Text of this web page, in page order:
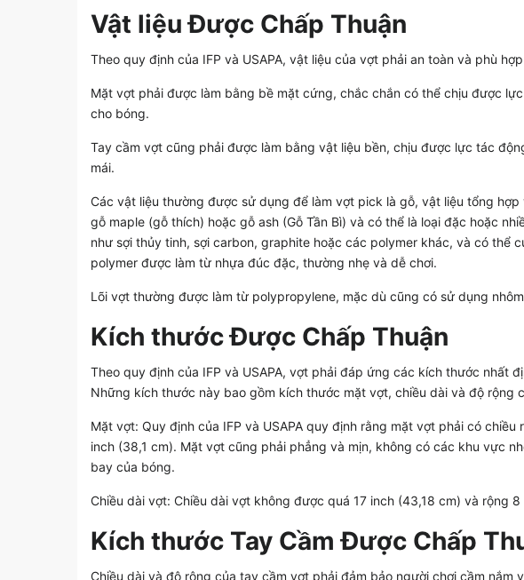
Vật liệu Được Chấp Thuận
Theo quy định của IFP và USAPA, vật liệu của vợt phải an toàn và phù
Mặt vợt phải được làm bằng bề mặt cứng, chắc chắn có thể chịu được
cho bóng.
Tay cầm vợt cũng phải được làm bằng vật liệu bền, chịu được lực tác
mái.
Các vật liệu thường được sử dụng để làm vợt pick là gỗ, vật liệu tổng
gỗ maple (gỗ thích) hoặc gỗ ash (Gỗ Tần Bì) và có thể là loại đặc hoặc
như sợi thủy tinh, sợi carbon, graphite hoặc các polymer khác, và có thể
polymer được làm từ nhựa đúc đặc, thường nhẹ và dễ chơi.
Lõi vợt thường được làm từ polypropylene, mặc dù cũng có sử dụng
Kích thước Được Chấp Thuận
Theo quy định của IFP và USAPA, vợt phải đáp ứng các kích thước nhất
Những kích thước này bao gồm kích thước mặt vợt, chiều dài và độ rộng
Mặt vợt: Quy định của IFP và USAPA quy định rằng mặt vợt phải có
inch (38,1 cm). Mặt vợt cũng phải phẳng và mịn, không có các khu vực
bay của bóng.
Chiều dài vợt: Chiều dài vợt không được quá 17 inch (43,18 cm) và rộng
Kích thước Tay Cầm Được Chấp
Chiều dài và độ rộng của tay cầm vợt phải đảm bảo người chơi cầm nắm